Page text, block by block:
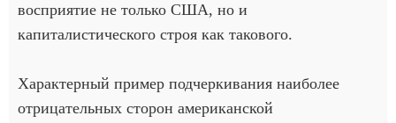
восприятие не только США, но и
капиталистического строя как такового.
Характерный пример подчеркивания наиболее
отрицательных сторон американской